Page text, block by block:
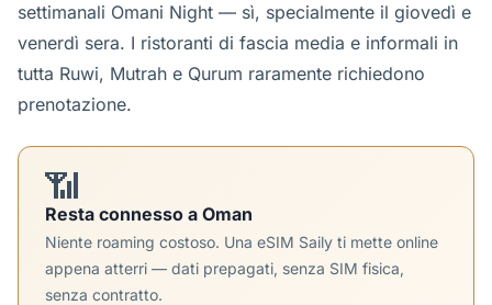
settimanali Omani Night — sì, specialmente il giovedì e
venerdì sera. I ristoranti di fascia media e informali in
tutta Ruwi, Mutrah e Qurum raramente richiedono
prenotazione.
📶
Resta connesso a Oman
Niente roaming costoso. Una eSIM Saily ti mette online
appena atterri — dati prepagati, senza SIM fisica,
senza contratto.